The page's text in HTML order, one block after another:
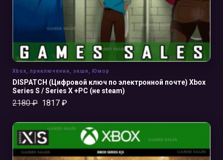
DISPATCH (Цифровой ключ по электронной почте) Xbox
Series S / Series X +PC (не steam)
2180₽ 1817 ₽
Xbox приключения экшн Юмор